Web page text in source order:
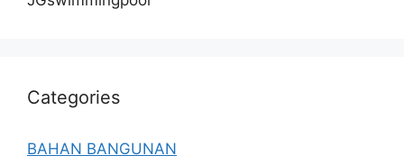
Categories
BAHAN BANGUNAN